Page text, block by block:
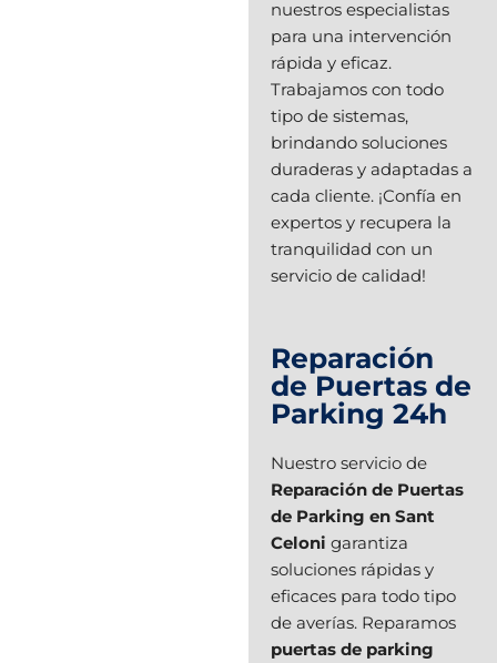
nuestros especialistas
para una intervención
rápida y eficaz.
Trabajamos con todo
tipo de sistemas,
brindando soluciones
duraderas y adaptadas a
cada cliente. ¡Confía en
expertos y recupera la
tranquilidad con un
servicio de calidad!
Reparación
de Puertas de
Parking 24h
Nuestro servicio de
Reparación de Puertas
de Parking en Sant
Celoni garantiza
soluciones rápidas y
eficaces para todo tipo
de averías. Reparamos
puertas de parking